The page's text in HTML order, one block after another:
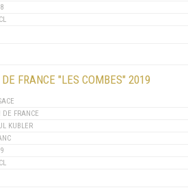
FRANCE "LES COMBES" 2019
DE FRANCE
KUBLER